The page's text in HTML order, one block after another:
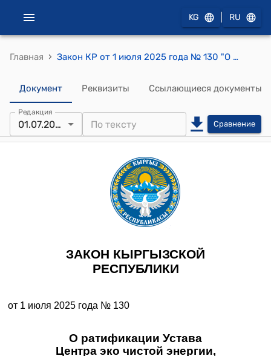
KG RU
Главная › Закон КР от 1 июля 2025 года № 130 "О ратификации Устава Центра эко чистой энергии, принятого на 29-й Конференции Сторон Рамочной конвенции по изменению климата Организации Объединенных Наций 15 ноября 2024 года в городе Баку Республики Азербайджан"
Документ Реквизиты Ссылающиеся документы
Редакция
01.07.2025 Сравнение